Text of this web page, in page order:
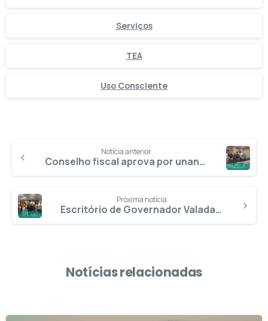
Serviços
TEA
Uso Consciente
Notícia anterior
Conselho fiscal aprova por unanimidade as demonstrações contábeis do 1º trimestre de 2026
Próxima notícia
Escritório de Governador Valadares recebe cerimônia de inauguração oficial do espaço
Notícias relacionadas